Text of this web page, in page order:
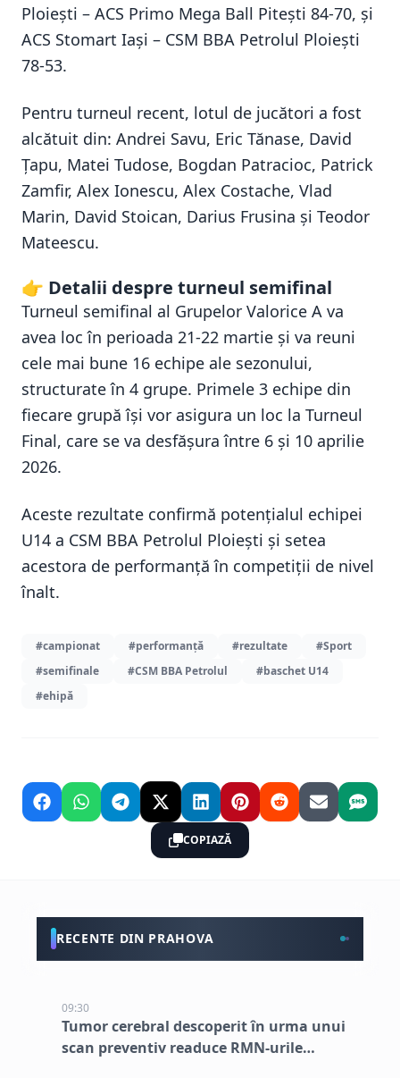
Ploieşti – ACS Primo Mega Ball Piteşti 84-70, și
ACS Stomart Iaşi – CSM BBA Petrolul Ploieşti
78-53.
Pentru turneul recent, lotul de jucători a fost
alcătuit din: Andrei Savu, Eric Tănase, David
Ţapu, Matei Tudose, Bogdan Patracioc, Patrick
Zamfir, Alex Ionescu, Alex Costache, Vlad
Marin, David Stoican, Darius Frusina şi Teodor
Mateescu.
👉 Detalii despre turneul semifinal
Turneul semifinal al Grupelor Valorice A va
avea loc în perioada 21-22 martie și va reuni
cele mai bune 16 echipe ale sezonului,
structurate în 4 grupe. Primele 3 echipe din
fiecare grupă își vor asigura un loc la Turneul
Final, care se va desfășura între 6 și 10 aprilie
2026.
Aceste rezultate confirmă potențialul echipei
U14 a CSM BBA Petrolul Ploieşti și setea
acestora de performanță în competiții de nivel
înalt.
#campionat #performanță #rezultate
#Sport
#semifinale
#CSM BBA Petrolul
#baschet U14
#ehipă
COPIAZĂ
RECENTE DIN PRAHOVA
09:30
Tumor cerebral descoperit în urma unui
scan preventiv readuce RMN-urile